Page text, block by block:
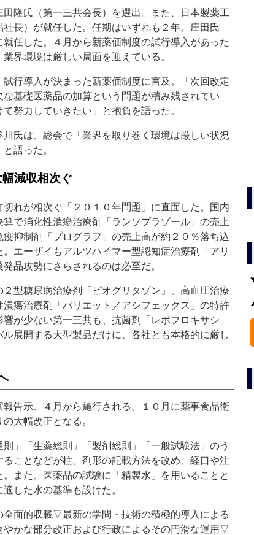
隆氏（第一三共会長）を選出。また、日本製薬工
長）が就任した。任期はいずれも２年。庄田氏
任した。４月から新薬価制度の試行導入があった
界環境は厳しい局面を迎えている。
行導入が決まった新薬価制度に言及。「次回改定
基礎医薬品の加算という問題が積み残されてい
努力していきたい」と抱負を語った。
氏は、総会で「業界を取り巻く環境は厳しい状況
語った。
幅減収相次ぐ
れが相次ぐ「２０１０年問題」に直面した。国内
で消化性潰瘍治療剤「ランソプラゾール」の売上
抑制剤「プログラフ」の売上高が約２０％落ち込
エーザイもアルツハイマー型認知症治療剤「アリ
品攻勢にさらされるのは必至だ。
型糖尿病治療剤「ピオグリタゾン」、高血圧治療
瘍治療剤「パリエット／アシフェックス」の特許
が少ない第一三共も、抗菌剤「レボフロキサシ
展開する大型製品だけに、各社とも本格的に厳し
告示、４月から施行される。１０月に薬事食品衛
大幅改正となる。
」「生薬総則」「製剤総則」「一般試験法」のう
ことなどが柱。剤形の記載方法を改め、経口や注
また、医薬品の試験に「精製水」を用いることと
した水の基準も設けた。
面的収載▽最新の学問・技術の積極的導入による
かな部分改正および行政によるその円滑な運用▽